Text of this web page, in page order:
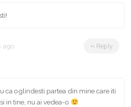
ago Reply
ca oglindesti partea din mine care iti
in tine, nu ai vedea-o